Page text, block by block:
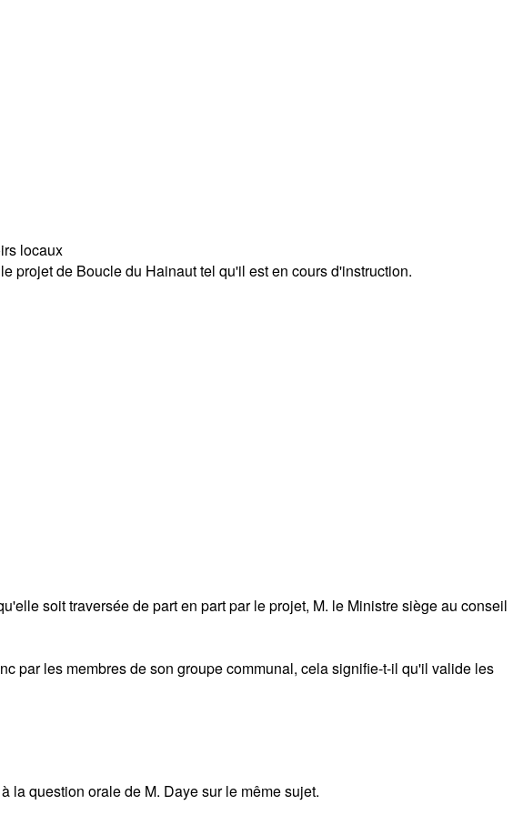
locaux
projet de Boucle du Hainaut tel qu'il est en cours d'instruction.
soit traversée de part en part par le projet, M. le Ministre siège au conseil
par les membres de son groupe communal, cela signifie-t-il qu'il valide les
la question orale de M. Daye sur le même sujet.